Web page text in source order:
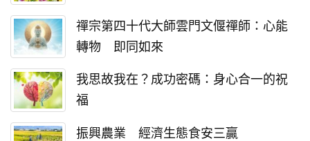
禪宗第四十代大師雲門文偃禪師：心能
轉物 即同如來
我思故我在？成功密碼：身心合一的祝
福
振興農業 經濟生態食安三贏